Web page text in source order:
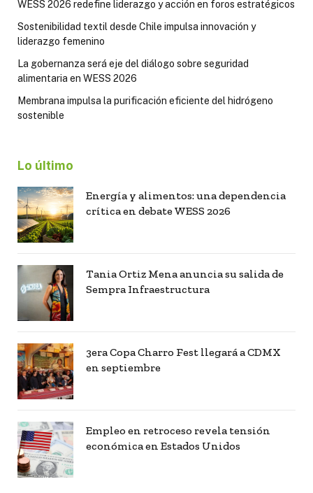
WESS 2026 redefine liderazgo y acción en foros estratégicos
Sostenibilidad textil desde Chile impulsa innovación y
liderazgo femenino
La gobernanza será eje del diálogo sobre seguridad
alimentaria en WESS 2026
Membrana impulsa la purificación eficiente del hidrógeno
sostenible
Lo último
Energía y alimentos: una dependencia
crítica en debate WESS 2026
Tania Ortiz Mena anuncia su salida de
Sempra Infraestructura
3era Copa Charro Fest llegará a CDMX
en septiembre
Empleo en retroceso revela tensión
económica en Estados Unidos